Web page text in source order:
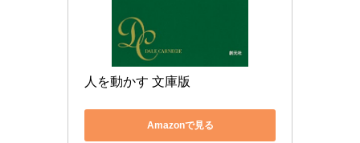
人を動かす 文庫版
Amazonで見る